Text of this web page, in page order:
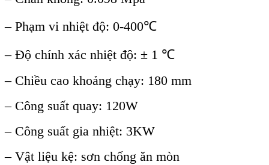
– Phạm vi nhiệt độ: 0-400℃
– Độ chính xác nhiệt độ: ± 1 ℃
– Chiều cao khoảng chạy: 180 mm
– Công suất quay: 120W
– Công suất gia nhiệt: 3KW
– Vật liệu kệ: sơn chống ăn mòn